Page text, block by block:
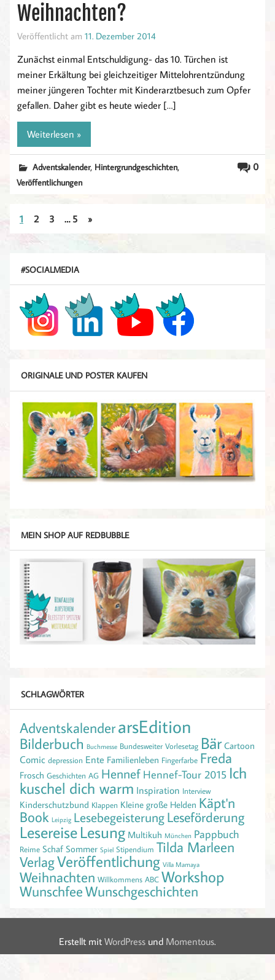
Weihnachten?
Veröffentlicht am 11. Dezember 2014
Zunächst einmal Entschuldigung- das 10. Türchen ist
meiner Erkältung bei gleichzeitiger Mittelohrentzündung
meiner jüngeren Tochter mit Kinderarztbesuch zum Opfer
gefallen. Daher gibt es heute wieder […]
Weiterlesen »
0
Adventskalender, Hintergrundgeschichten,
Veröffentlichungen
1 2 3 … 5 »
#SOCIALMEDIA
ORIGINALE UND POSTER KAUFEN
MEIN SHOP AUF REDBUBBLE
SCHLAGWÖRTER
AdventskalenderarsEdition
Bilderbuch Buchmesse Bundesweiter Vorlesetag Bär Cartoon
Comic depression Ente Familienleben Fingerfarbe Freda
Frosch Geschichten AG Hennef Hennef-Tour 2015 Ich
kuschel dich warm Inspiration Interview
Kinderschutzbund Klappen Kleine große Helden Käpt'n
Book Leipzig LesebegeisterungLeseförderung
LesereiseLesung Multikuh München Pappbuch
Reime Schaf Sommer Spiel Stipendium Tilda Marleen
VerlagVeröffentlichung Villa Mamaya
Weihnachten Willkommens ABC Workshop
WunschfeeWunschgeschichten
Erstellt mit WordPress und Momentous.